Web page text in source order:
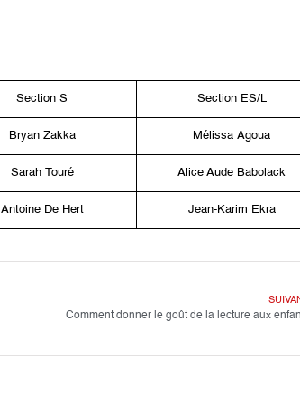
Section S Section ES/L
Bryan Zakka MélissaAgoua
Sarah Touré Alice Aude Babolack
Antoine De Hert Jean-Karim Ekra
Comment donner le goût de la lecture aux